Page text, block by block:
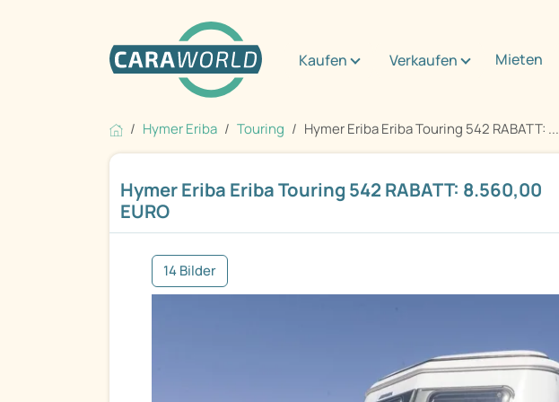
Kaufen Verkaufen Mieten
Hymer Eriba Touring Hymer Eriba Eriba Touring 542 RABATT: ...
Hymer Eriba Eriba Touring 542 RABATT: 8.560,00
EURO
14 Bilder